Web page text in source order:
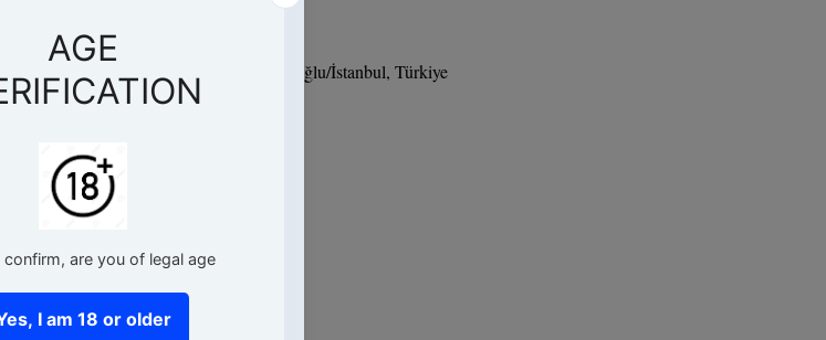
Mar 2024 19:00 – 21:00
Cd. No:95 D:Kat 9, 34425 Beyoğlu/İstanbul, Türkiye
hakkında